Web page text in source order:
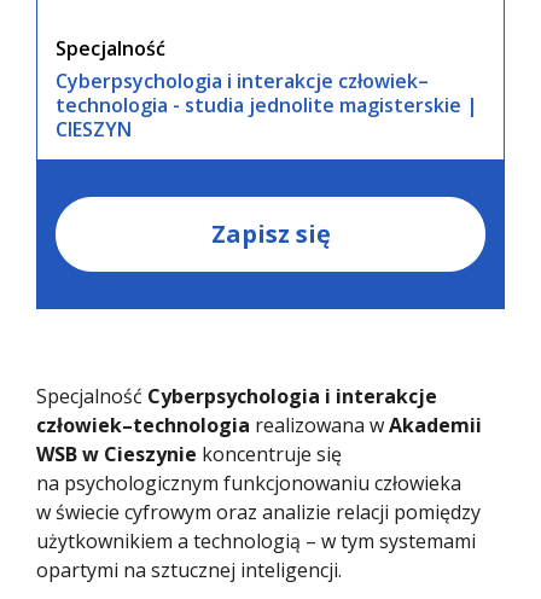
Specjalność
Cyberpsychologia i interakcje człowiek–
technologia - studia jednolite magisterskie |
CIESZYN
Zapisz się
Specjalność Cyberpsychologia i interakcje
człowiek–technologia realizowana wAkademii
WSB w Cieszynie koncentruje się
na psychologicznym funkcjonowaniu człowieka
w świecie cyfrowym oraz analizie relacji pomiędzy
użytkownikiem a technologią – w tym systemami
opartymi na sztucznej inteligencji.